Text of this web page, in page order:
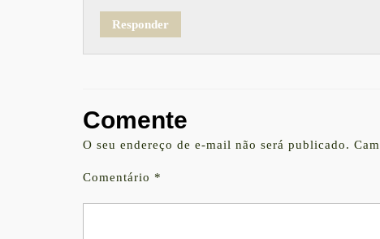
Responder
Comente
O seu endereço de e-mail não será publicado.
Comentário *